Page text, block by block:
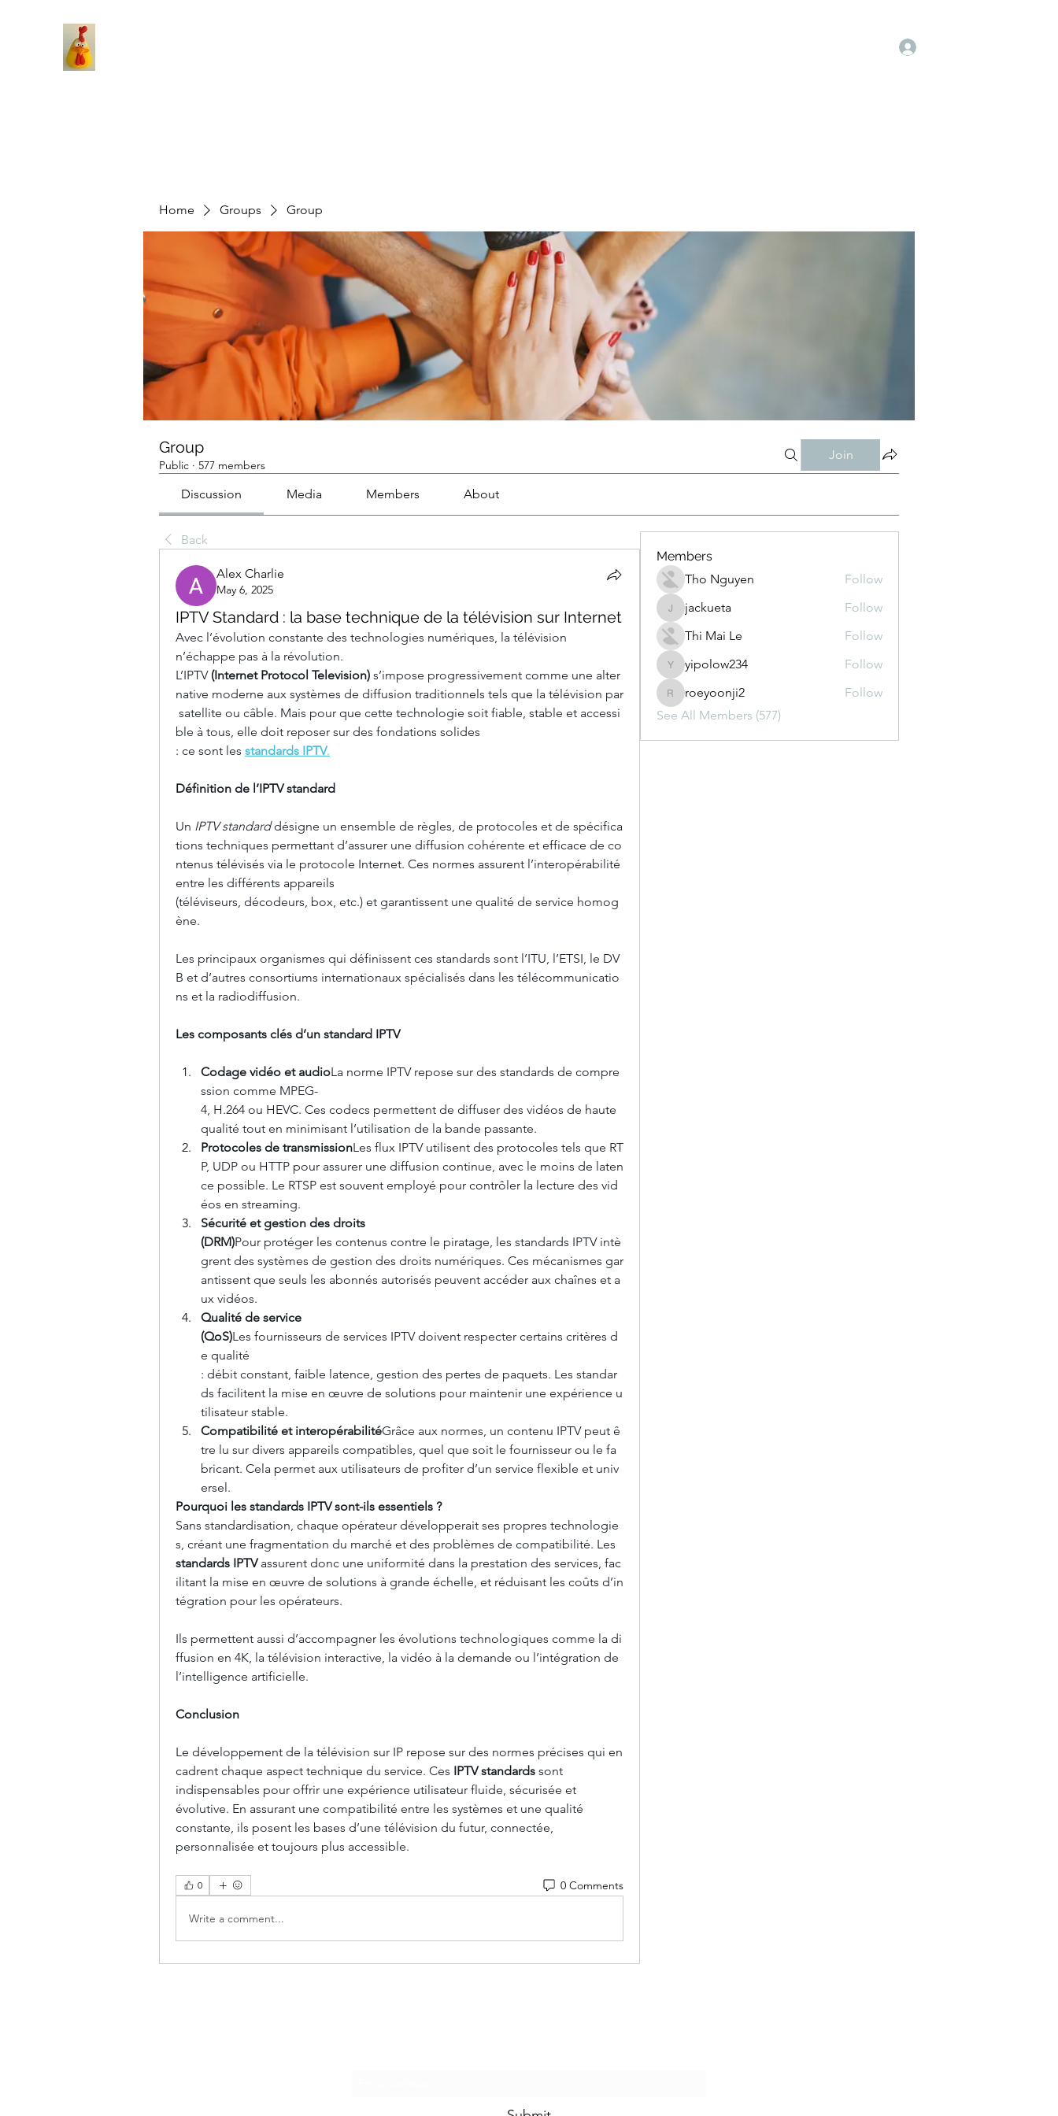
Home Groups Group
Group
Public · 577 members
Join
Discussion Media Members About
Back
Alex Charlie
May 6, 2025
IPTV Standard : la base technique de la télévision sur Internet
Avec l’évolution constante des technologies numériques, la télévision
n’échappe pas à la révolution.
L’IPTV (Internet Protocol Television) s’impose progressivement comme une alter
native moderne aux systèmes de diffusion traditionnels tels que la télévision par
satellite ou câble. Mais pour que cette technologie soit fiable, stable et accessi
ble à tous, elle doit reposer sur des fondations solides
: ce sont les standards IPTV.
Définition de l’IPTV standard
Un IPTV standard désigne un ensemble de règles, de protocoles et de spécifica
tions techniques permettant d’assurer une diffusion cohérente et efficace de co
ntenus télévisés via le protocole Internet. Ces normes assurent l’interopérabilité
entre les différents appareils
(téléviseurs, décodeurs, box, etc.) et garantissent une qualité de service homog
ène.
Les principaux organismes qui définissent ces standards sont l’ITU, l’ETSI, le DV
B et d’autres consortiums internationaux spécialisés dans les télécommunicatio
ns et la radiodiffusion.
Les composants clés d’un standard IPTV
Codage vidéo et audioLa norme IPTV repose sur des standards de compre
ssion comme MPEG-
4, H.264 ou HEVC. Ces codecs permettent de diffuser des vidéos de haute
qualité tout en minimisant l’utilisation de la bande passante.
Protocoles de transmissionLes flux IPTV utilisent des protocoles tels que RT
P, UDP ou HTTP pour assurer une diffusion continue, avec le moins de laten
ce possible. Le RTSP est souvent employé pour contrôler la lecture des vid
éos en streaming.
Sécurité et gestion des droits
(DRM)Pour protéger les contenus contre le piratage, les standards IPTV intè
grent des systèmes de gestion des droits numériques. Ces mécanismes gar
antissent que seuls les abonnés autorisés peuvent accéder aux chaînes et a
ux vidéos.
Qualité de service
(QoS)Les fournisseurs de services IPTV doivent respecter certains critères d
e qualité
: débit constant, faible latence, gestion des pertes de paquets. Les standar
ds facilitent la mise en œuvre de solutions pour maintenir une expérience u
tilisateur stable.
Compatibilité et interopérabilitéGrâce aux normes, un contenu IPTV peut ê
tre lu sur divers appareils compatibles, quel que soit le fournisseur ou le fa
bricant. Cela permet aux utilisateurs de profiter d’un service flexible et univ
ersel.
Pourquoi les standards IPTV sont-ils essentiels ?
Sans standardisation, chaque opérateur développerait ses propres technologie
s, créant une fragmentation du marché et des problèmes de compatibilité. Les
standards IPTV assurent donc une uniformité dans la prestation des services, fac
ilitant la mise en œuvre de solutions à grande échelle, et réduisant les coûts d’in
tégration pour les opérateurs.
Ils permettent aussi d’accompagner les évolutions technologiques comme la di
ffusion en 4K, la télévision interactive, la vidéo à la demande ou l’intégration de
l’intelligence artificielle.
Conclusion
Le développement de la télévision sur IP repose sur des normes précises qui en
cadrent chaque aspect technique du service. Ces IPTV standards sont
indispensables pour offrir une expérience utilisateur fluide, sécurisée et
évolutive. En assurant une compatibilité entre les systèmes et une qualité
constante, ils posent les bases d’une télévision du futur, connectée,
personnalisée et toujours plus accessible.
0 0 Comments
Write a comment...
Members
Tho Nguyen
Follow
jackueta
jackueta
Follow
Thi Mai Le
Follow
yipolow234
yipolow234 Follow
roeyoonji2
roeyoonji2
Follow
See All Members (577)